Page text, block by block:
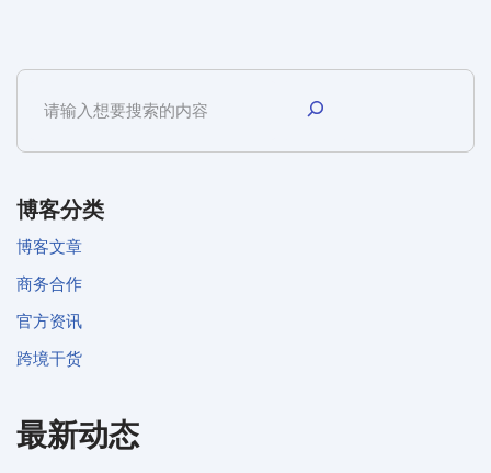
博客分类
博客文章
商务合作
官方资讯
跨境干货
最新动态